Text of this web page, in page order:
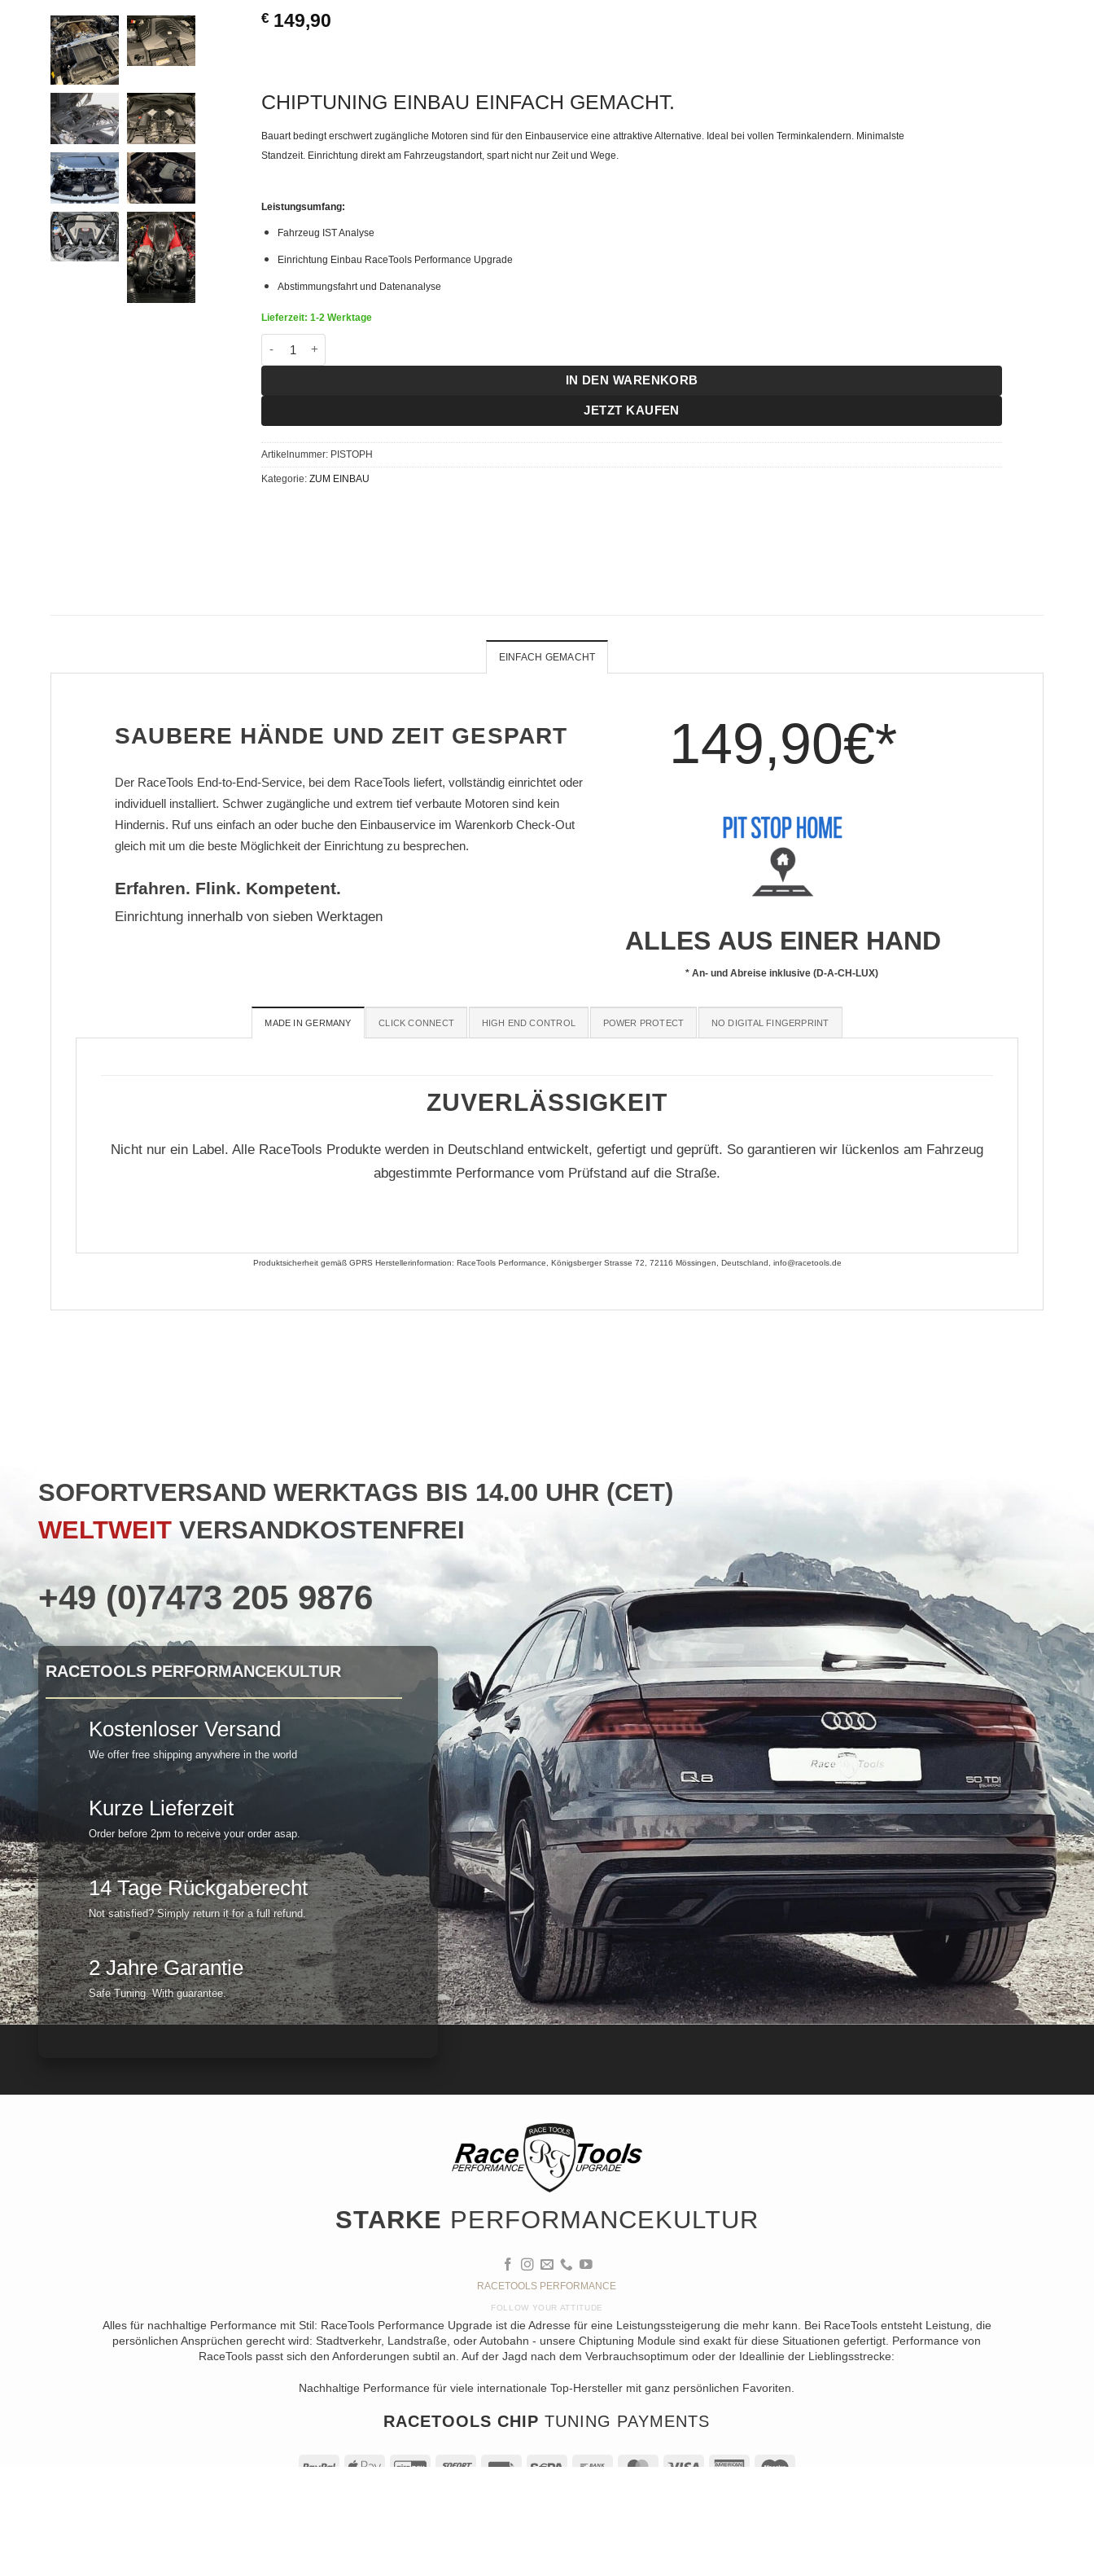
€149,90
CHIPTUNING EINBAU EINFACH GEMACHT.
Bauart bedingt erschwert zugängliche Motoren sind für den Einbauservice eine attraktive Alternative. Ideal bei vollen Terminkalendern. Minimalste
Standzeit. Einrichtung direkt am Fahrzeugstandort, spart nicht nur Zeit und Wege.
Leistungsumfang:
Fahrzeug IST Analyse
Einrichtung Einbau RaceTools Performance Upgrade
Abstimmungsfahrt und Datenanalyse
Lieferzeit: 1-2 Werktage
PIT STOP HOME Chiptuning Einbau Menge
IN DEN WARENKORB
JETZT KAUFEN
Artikelnummer: PISTOPH
Kategorie: ZUM EINBAU
EINFACH GEMACHT
SAUBERE HÄNDE UND ZEIT GESPART
Der RaceTools End-to-End-Service, bei dem RaceTools liefert, vollständig einrichtet oder
individuell installiert. Schwer zugängliche und extrem tief verbaute Motoren sind kein
Hindernis. Ruf uns einfach an oder buche den Einbauservice im Warenkorb Check-Out
gleich mit um die beste Möglichkeit der Einrichtung zu besprechen.
Erfahren. Flink. Kompetent.
Einrichtung innerhalb von sieben Werktagen
149,90€*
ALLES AUS EINER HAND
* An- und Abreise inklusive (D-A-CH-LUX)
MADE IN GERMANY CLICK CONNECT HIGH END CONTROL POWER PROTECT NO DIGITAL FINGERPRINT
ZUVERLÄSSIGKEIT
Nicht nur ein Label. Alle RaceTools Produkte werden in Deutschland entwickelt, gefertigt und geprüft. So garantieren wir lückenlos am Fahrzeug
abgestimmte Performance vom Prüfstand auf die Straße.
Produktsicherheit gemäß GPRS Herstellerinformation: RaceTools Performance, Königsberger Strasse 72, 72116 Mössingen, Deutschland, info@racetools.de
SOFORTVERSAND WERKTAGS BIS 14.00 UHR (CET)
WELTWEIT VERSANDKOSTENFREI
+49 (0)7473 205 9876
RACETOOLS PERFORMANCEKULTUR
Kostenloser Versand
We offer free shipping anywhere in the world
Kurze Lieferzeit
Order before 2pm to receive your order asap.
14 Tage Rückgaberecht
Not satisfied? Simply return it for a full refund.
2 Jahre Garantie
Safe Tuning. With guarantee.
STARKE PERFORMANCEKULTUR
RACETOOLS PERFORMANCE
FOLLOW YOUR ATTITUDE
Alles für nachhaltige Performance mit Stil: RaceTools Performance Upgrade ist die Adresse für eine Leistungssteigerung die mehr kann. Bei RaceTools entsteht Leistung, die
persönlichen Ansprüchen gerecht wird: Stadtverkehr, Landstraße, oder Autobahn - unsere Chiptuning Module sind exakt für diese Situationen gefertigt. Performance von
RaceTools passt sich den Anforderungen subtil an. Auf der Jagd nach dem Verbrauchsoptimum oder der Ideallinie der Lieblingsstrecke:
Nachhaltige Performance für viele internationale Top-Hersteller mit ganz persönlichen Favoriten.
RACETOOLS CHIP TUNING PAYMENTS
PayPal Apple
GiroPaySofort Rechung Sepa
Bank
MasterCard
Visa
American